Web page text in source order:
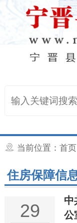
当前位置： 首页
住房保障信
29
中
公